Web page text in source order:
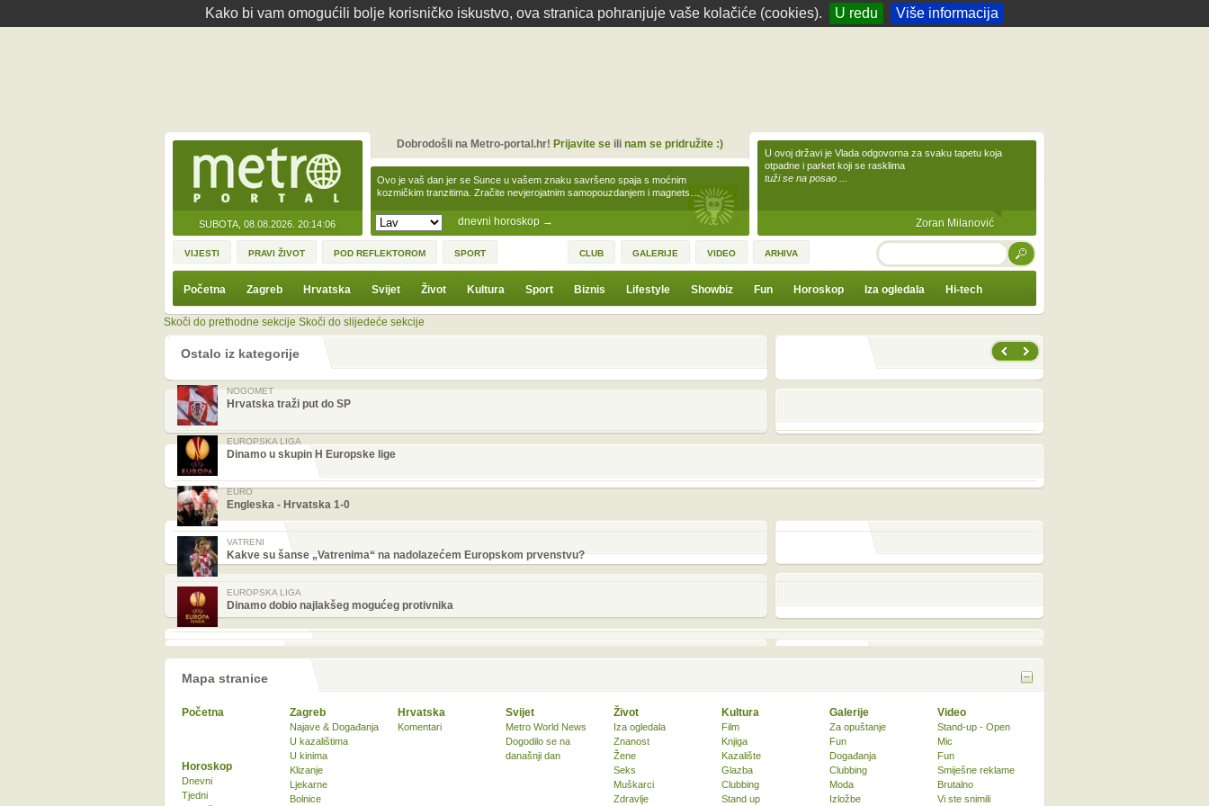
Kako bi vam omogućili bolje korisničko iskustvo, ova stranica pohranjuje vaše kolačiće (cookies). U redu Više informacija
SUBOTA, 08.08.2026. 20:14:06 dnevni horoskop →
Ovo je vaš dan jer se Sunce u vašem znaku savršeno spaja s moćnim
kozmičkim tranzitima. Zračite nevjerojatnim samopouzdanjem i magnets…
Dobrodošli na Metro-portal.hr! Prijavite seili nam se pridružite :)
U ovoj državi je Vlada odgovorna za svaku tapetu koja
otpadne i parket koji se rasklima
tuži se na posao ...
Zoran Milanović
VIJESTI PRAVI ŽIVOT POD REFLEKTOROM SPORT CLUB GALERIJE VIDEO ARHIVA TRAŽI
Početna Zagreb Hrvatska Svijet Život Kultura Sport Biznis Lifestyle Showbiz Fun Horoskop Iza ogledala Hi-tech
Skoči do prethodne sekcije Skoči do slijedeće sekcije
Ostalo iz kategorije
NOGOMET
Hrvatska traži put do SP
EUROPSKA LIGA
Dinamo u skupin H Europske lige
EURO
Engleska - Hrvatska 1-0
VATRENI
Kakve su šanse „Vatrenima“ na nadolazećem Europskom prvenstvu?
EUROPSKA LIGA
Dinamo dobio najlakšeg mogućeg protivnika
Mapa stranice
Početna Zagreb
Najave & Događanja
U kazalištima
U kinima
Klizanje
Ljekarne
Bolnice
Hrvatska
Komentari
Svijet
Metro World News
Dogodilo se na
današnji dan
Život
Iza ogledala
Znanost
Žene
Seks
Muškarci
Zdravlje
Kultura
Film
Knjiga
Kazalište
Glazba
Clubbing
Stand up
Horoskop
Dnevni
Tjedni
Galerije
Za opuštanje
Fun
Događanja
Clubbing
Moda
Izložbe
Video
Stand-up - Open
Mic
Fun
Smiješne reklame
Brutalno
Vi ste snimili